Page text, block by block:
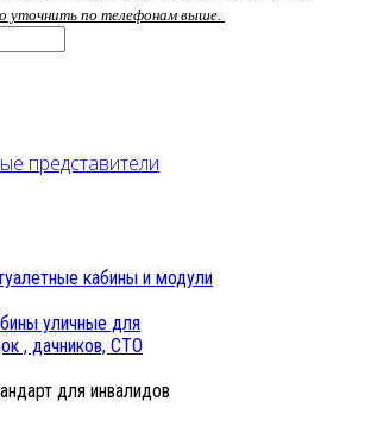
уточнить по телефонам выше.
представители
кабины и модули
уличные для
, дачников, СТО
для инвалидов